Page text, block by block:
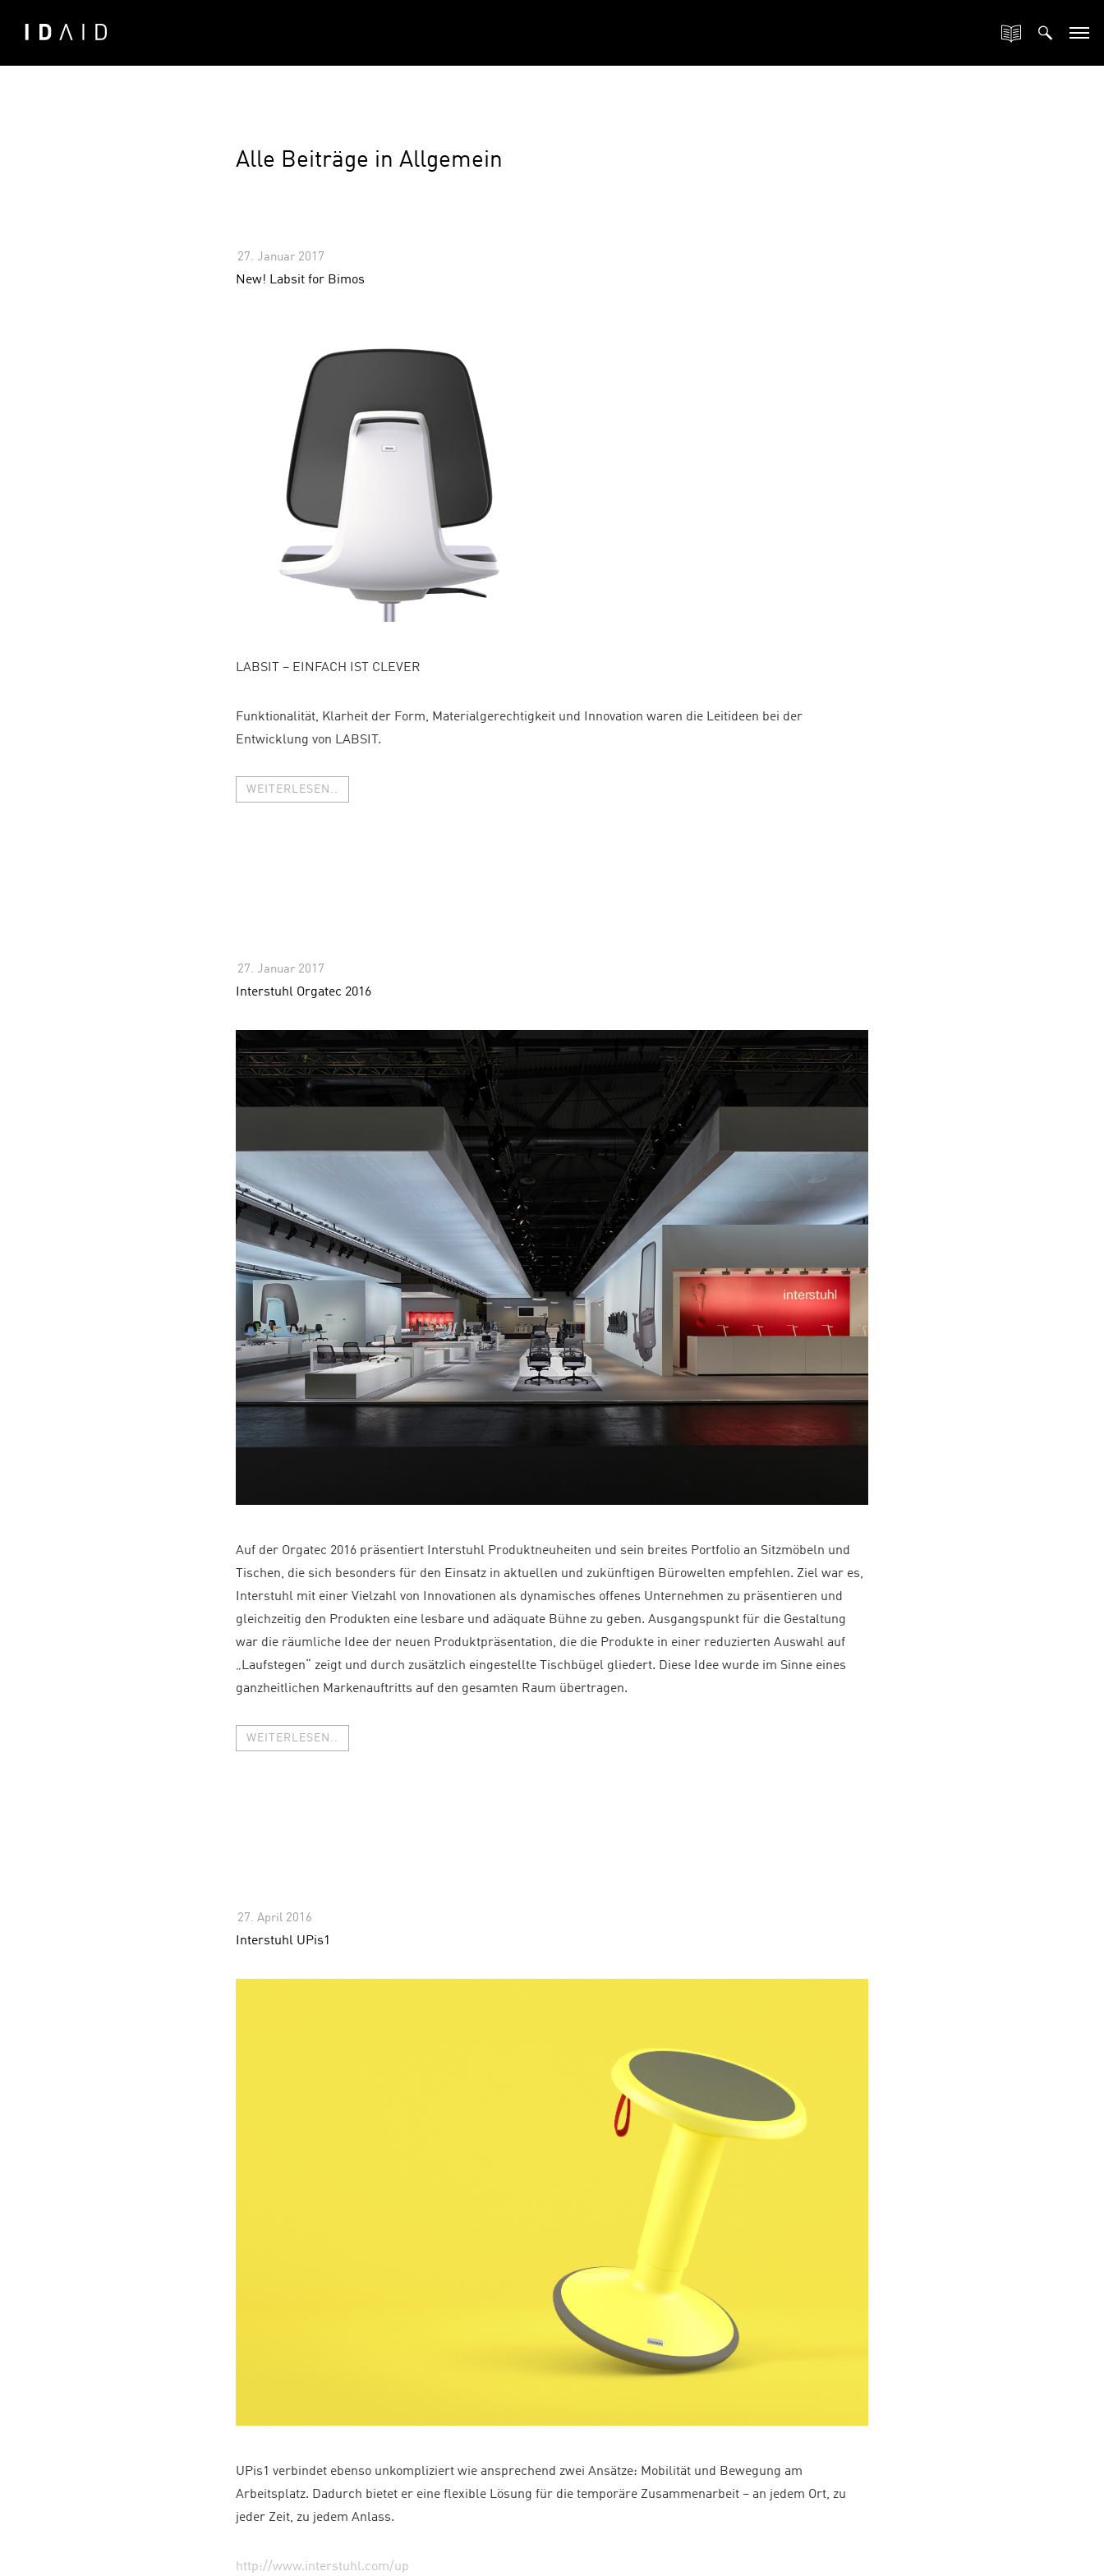
Alle Beiträge in Allgemein
27. Januar 2017
New! Labsit for Bimos
LABSIT – EINFACH IST CLEVER
Funktionalität, Klarheit der Form, Materialgerechtigkeit und Innovation waren die Leitideen bei der
Entwicklung von LABSIT.
WEITERLESEN..
27. Januar 2017
Interstuhl Orgatec 2016
Auf der Orgatec 2016 präsentiert Interstuhl Produktneuheiten und sein breites Portfolio an Sitzmöbeln und
Tischen, die sich besonders für den Einsatz in aktuellen und zukünftigen Bürowelten empfehlen. Ziel war es,
Interstuhl mit einer Vielzahl von Innovationen als dynamisches offenes Unternehmen zu präsentieren und
gleichzeitig den Produkten eine lesbare und adäquate Bühne zu geben. Ausgangspunkt für die Gestaltung
war die räumliche Idee der neuen Produktpräsentation, die die Produkte in einer reduzierten Auswahl auf
„Laufstegen“ zeigt und durch zusätzlich eingestellte Tischbügel gliedert. Diese Idee wurde im Sinne eines
ganzheitlichen Markenauftritts auf den gesamten Raum übertragen.
WEITERLESEN..
27. April 2016
Interstuhl UPis1
UPis1 verbindet ebenso unkompliziert wie ansprechend zwei Ansätze: Mobilität und Bewegung am
Arbeitsplatz. Dadurch bietet er eine flexible Lösung für die temporäre Zusammenarbeit – an jedem Ort, zu
jeder Zeit, zu jedem Anlass.
http://www.interstuhl.com/up